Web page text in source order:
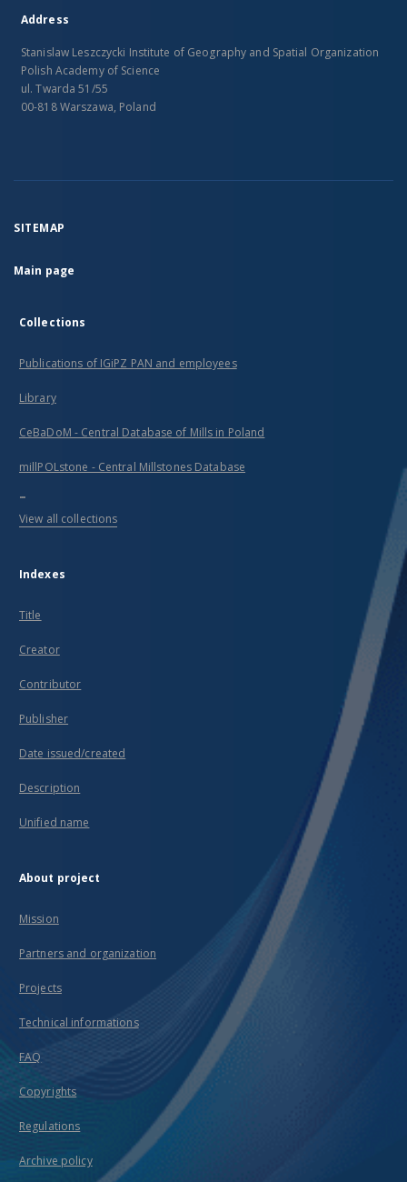
Address
Stanislaw Leszczycki Institute of Geography and Spatial Organization
Polish Academy of Science
ul. Twarda 51/55
00-818 Warszawa, Poland
SITEMAP
Main page
Collections
Publications of IGiPZ PAN and employees
Library
CeBaDoM - Central Database of Mills in Poland
millPOLstone - Central Millstones Database
...
View all collections
Indexes
Title
Creator
Contributor
Publisher
Date issued/created
Description
Unified name
About project
Mission
Partners and organization
Projects
Technical informations
FAQ
Copyrights
Regulations
Archive policy